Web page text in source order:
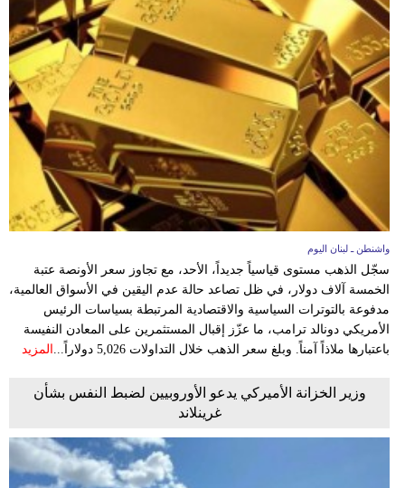
واشنطن ـ لبنان اليوم
سجّل الذهب مستوى قياسياً جديداً، الأحد، مع تجاوز سعر الأونصة عتبة
الخمسة آلاف دولار، في ظل تصاعد حالة عدم اليقين في الأسواق العالمية،
مدفوعة بالتوترات السياسية والاقتصادية المرتبطة بسياسات الرئيس
الأمريكي دونالد ترامب، ما عزّز إقبال المستثمرين على المعادن النفيسة
باعتبارها ملاذاً آمناً. وبلغ سعر الذهب خلال التداولات 5,026 دولاراً...
المزيد
وزير الخزانة الأميركي يدعو الأوروبيين لضبط النفس بشأن
غرينلاند